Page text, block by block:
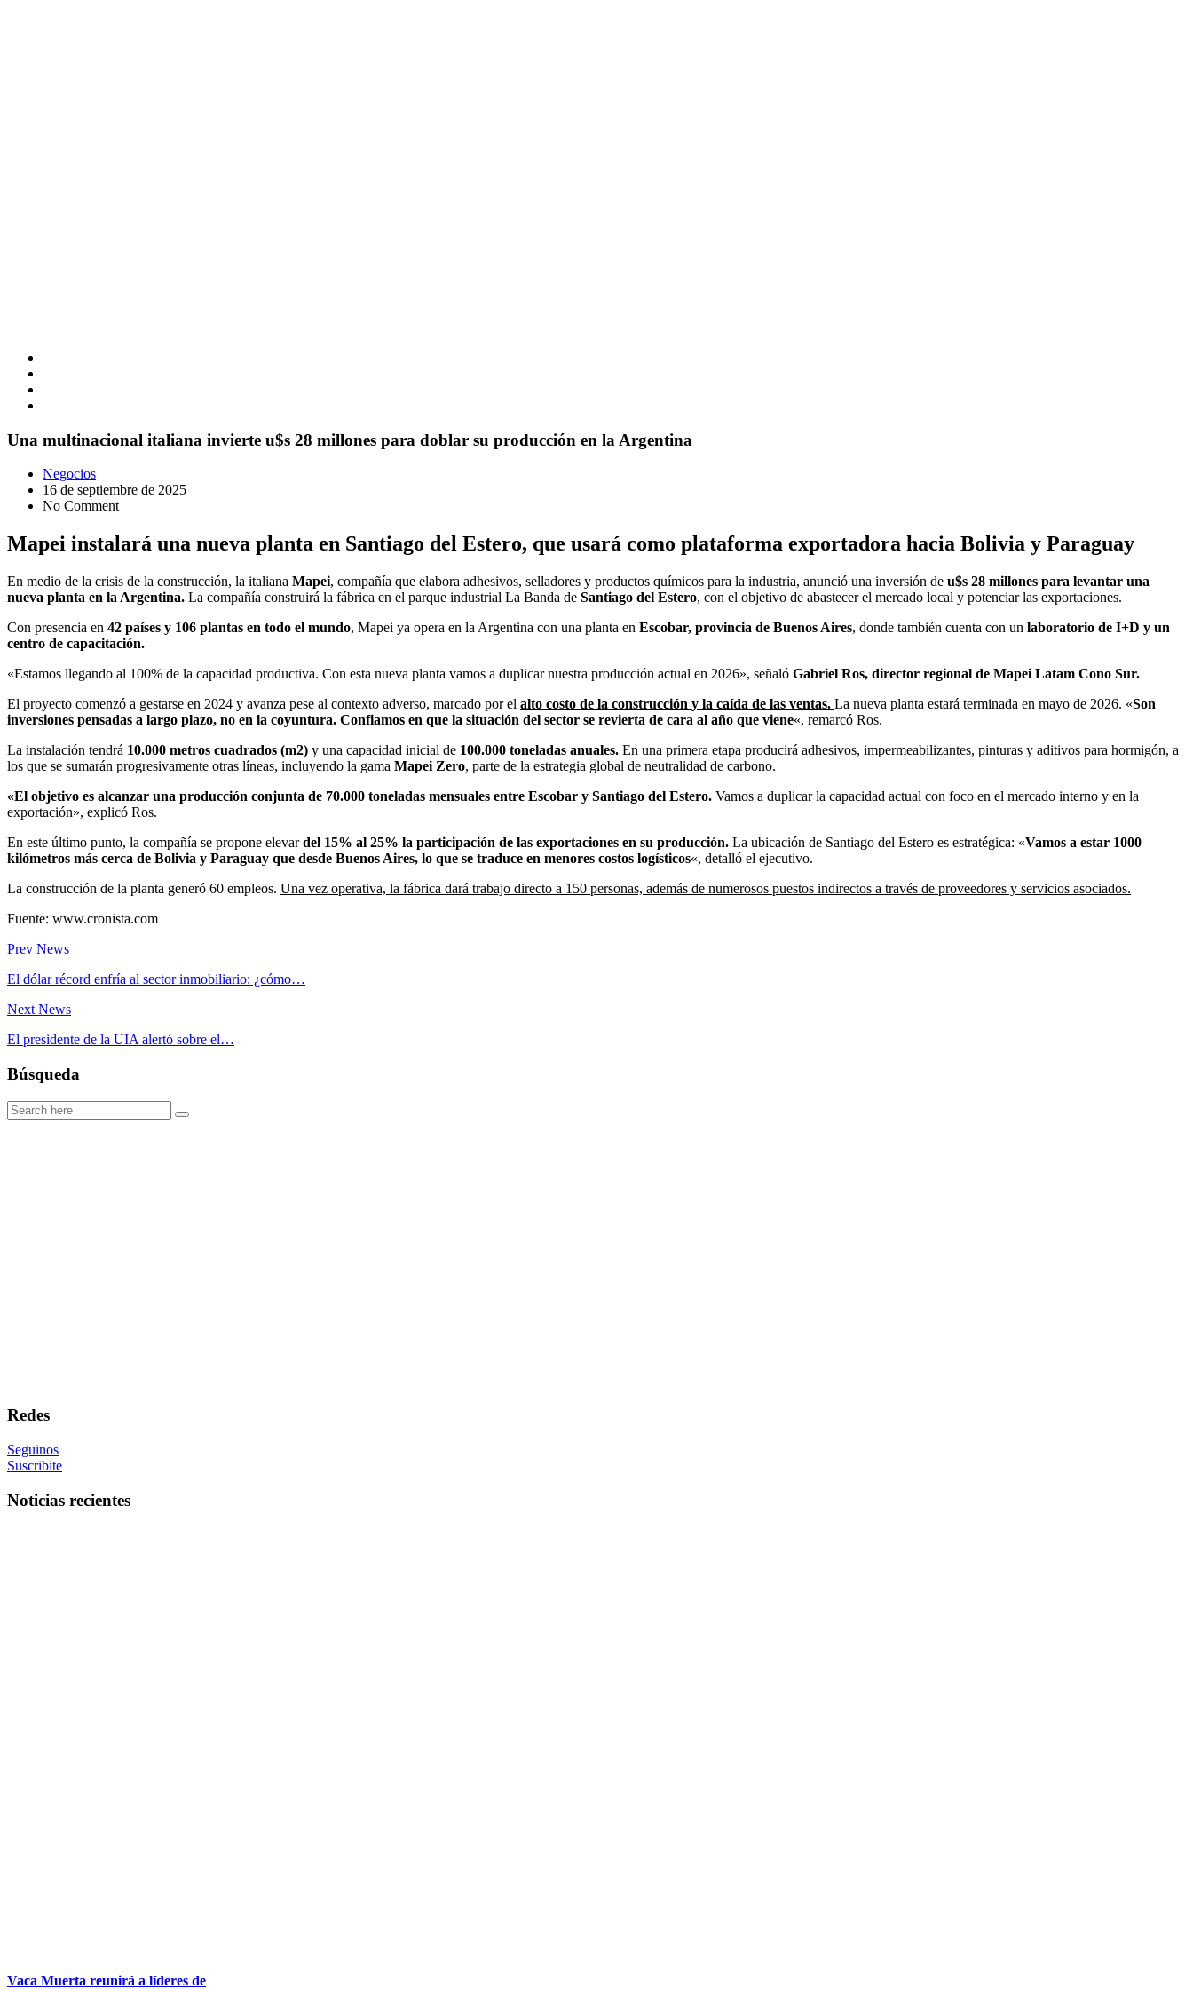
Una multinacional italiana invierte u$s 28 millones para doblar su producción en la Argentina
Negocios
16 de septiembre de 2025
No Comment
Mapei instalará una nueva planta en Santiago del Estero, que usará como plataforma exportadora hacia Bolivia y Paraguay
En medio de la crisis de la construcción, la italiana Mapei, compañía que elabora adhesivos, selladores y productos químicos para la industria, anunció una inversión de u$s 28 millones para levantar una
nueva planta en la Argentina. La compañía construirá la fábrica en el parque industrial La Banda de Santiago del Estero, con el objetivo de abastecer el mercado local y potenciar las exportaciones.
Con presencia en 42 países y 106 plantas en todo el mundo, Mapei ya opera en la Argentina con una planta en Escobar, provincia de Buenos Aires, donde también cuenta con un laboratorio de I+D y un
centro de capacitación.
«Estamos llegando al 100% de la capacidad productiva. Con esta nueva planta vamos a duplicar nuestra producción actual en 2026», señaló Gabriel Ros, director regional de Mapei Latam Cono Sur.
El proyecto comenzó a gestarse en 2024 y avanza pese al contexto adverso, marcado por el alto costo de la construcción y la caída de las ventas. La nueva planta estará terminada en mayo de 2026. «Son
inversiones pensadas a largo plazo, no en la coyuntura. Confiamos en que la situación del sector se revierta de cara al año que viene«, remarcó Ros.
La instalación tendrá 10.000 metros cuadrados (m2) y una capacidad inicial de 100.000 toneladas anuales. En una primera etapa producirá adhesivos, impermeabilizantes, pinturas y aditivos para hormigón, a
los que se sumarán progresivamente otras líneas, incluyendo la gama Mapei Zero, parte de la estrategia global de neutralidad de carbono.
«El objetivo es alcanzar una producción conjunta de 70.000 toneladas mensuales entre Escobar y Santiago del Estero. Vamos a duplicar la capacidad actual con foco en el mercado interno y en la
exportación», explicó Ros.
En este último punto, la compañía se propone elevardel 15% al 25% la participación de las exportaciones en su producción. La ubicación de Santiago del Estero es estratégica: «Vamos a estar 1000
kilómetros más cerca de Bolivia y Paraguay que desde Buenos Aires, lo que se traduce en menores costos logísticos«, detalló el ejecutivo.
La construcción de la planta generó 60 empleos. Una vez operativa, la fábrica dará trabajo directo a 150 personas, además de numerosos puestos indirectos a través de proveedores y servicios asociados.
Fuente: www.cronista.com
Prev News
El dólar récord enfría al sector inmobiliario: ¿cómo…
Next News
El presidente de la UIA alertó sobre el…
Búsqueda
Redes
Seguinos
Suscribite
Noticias recientes
Vaca Muerta reunirá a líderes de